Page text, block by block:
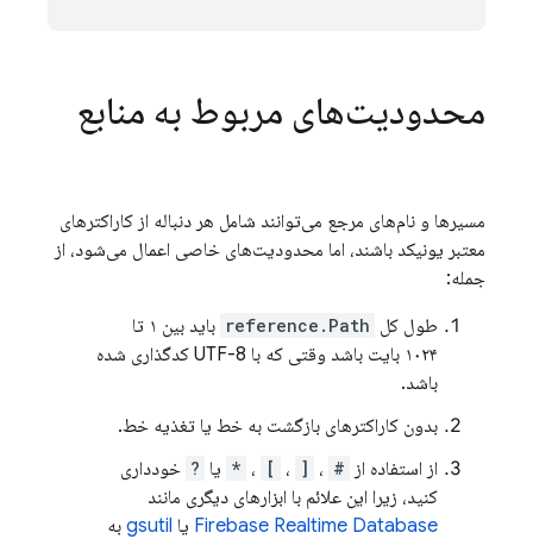
محدودیت‌های مربوط به منابع
مسیرها و نام‌های مرجع می‌توانند شامل هر دنباله از کاراکترهای
معتبر یونیکد باشند، اما محدودیت‌های خاصی اعمال می‌شود، از
جمله:
طول کل reference.Path
باید بین ۱ تا
۱۰۲۴ بایت باشد وقتی که با UTF-8 کدگذاری شده
باشد.
بدون کاراکترهای بازگشت به خط یا تغذیه خط.
از استفاده از # ، [ ، ] ، * یا ? خودداری
کنید، زیرا این علائم با ابزارهای دیگری مانند
Firebase Realtime Database یا gsutil به